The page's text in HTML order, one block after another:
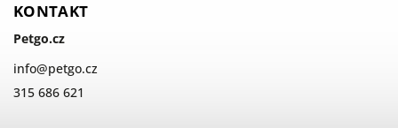
KONTAKT
Petgo.cz
info@petgo.cz
315 686 621